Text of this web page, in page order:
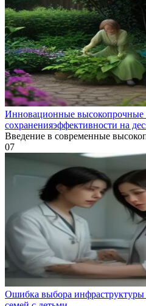
Инновационные высокопрочные
сохраненияэффективности на
Введение в современные
07
Ошибка выбора